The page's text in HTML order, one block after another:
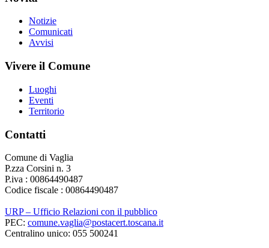
Notizie
Comunicati
Avvisi
Vivere il Comune
Luoghi
Eventi
Territorio
Contatti
Comune di Vaglia
P.zza Corsini n. 3
P.iva : 00864490487
Codice fiscale : 00864490487
URP – Ufficio Relazioni con il pubblico
PEC: comune.vaglia@postacert.toscana.it
Centralino unico: 055 500241